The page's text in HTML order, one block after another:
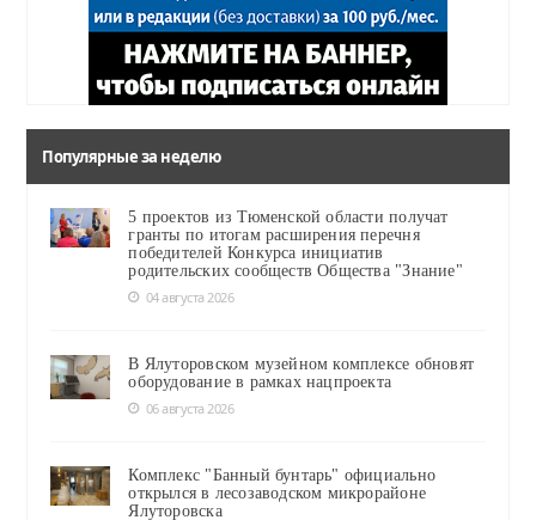
Популярные за неделю
5 проектов из Тюменской области получат
гранты по итогам расширения перечня
победителей Конкурса инициатив
родительских сообществ Общества "Знание"
04 августа 2026
В Ялуторовском музейном комплексе обновят
оборудование в рамках нацпроекта
06 августа 2026
Комплекс "Банный бунтарь" официально
открылся в лесозаводском микрорайоне
Ялуторовска